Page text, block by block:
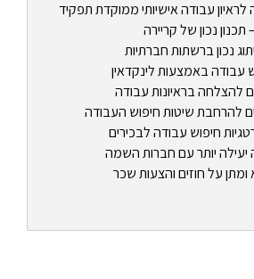
לראיון עבודה אישיותי ממוקדת תפקיד
– תכנון נכון של קריירה
נכון ברשתות חברתיות
עבודה באמצעות לינקדאין
להצלחה בראיונות עבודה
להרחבת שיטות חיפוש העבודה
חיפוש עבודה לבכירים
יעילה יותר עם חברות השמה
על חוזים והצעות שכר